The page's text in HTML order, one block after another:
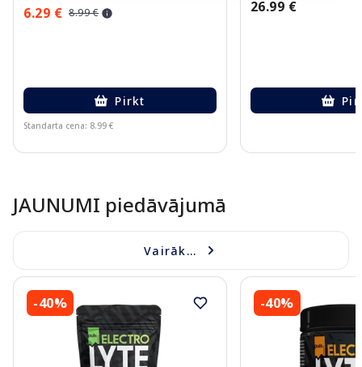
6.29 € 8.99 €
Pirkt
Standarta cena: 8.99 €
26.99 €
JAUNUMI piedāvājumā
Vairāk...
-40% -40%